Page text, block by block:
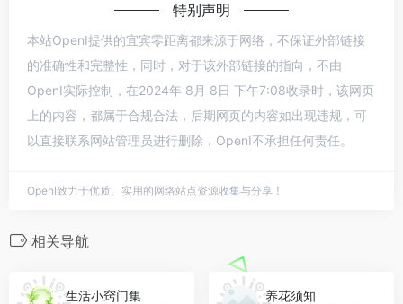
特别声明
本站OpenI提供的宜宾零距离都来源于网络，不保证外部链接
的准确性和完整性，同时，对于该外部链接的指向，不由
OpenI实际控制，在2024年 8月 8日 下午7:08收录时，该网页
上的内容，都属于合规合法，后期网页的内容如出现违规，可
以直接联系网站管理员进行删除，OpenI不承担任何责任。
OpenI致力于优质、实用的网络站点资源收集与分享！
相关导航
生活小窍门集 养花须知